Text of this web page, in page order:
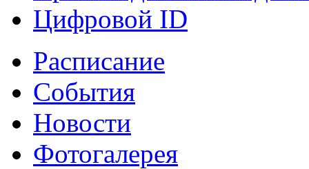
Цифровой ID
Расписание
События
Новости
Фотогалерея